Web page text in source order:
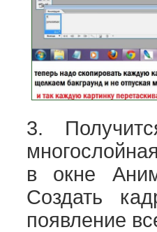
3.
в окне
Создать
появление